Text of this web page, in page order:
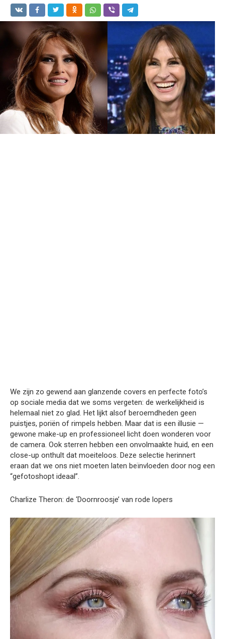
We zijn zo gewend aan glanzende covers en perfecte foto’s
op sociale media dat we soms vergeten: de werkelijkheid is
helemaal niet zo glad. Het lijkt alsof beroemdheden geen
puistjes, poriën of rimpels hebben. Maar dat is een illusie —
gewone make-up en professioneel licht doen wonderen voor
de camera. Ook sterren hebben een onvolmaakte huid, en een
close-up onthult dat moeiteloos. Deze selectie herinnert
eraan dat we ons niet moeten laten beïnvloeden door nog een
“gefotoshopt ideaal”.
Charlize Theron: de ‘Doornroosje’ van rode lopers